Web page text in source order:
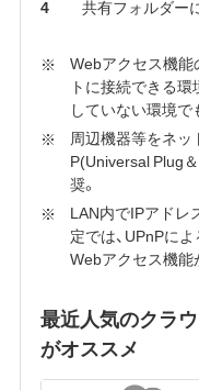
共有フォルダー
Webアクセス機能
トに接続できる
していない環境で
周辺機器等をネッ
P(Universal Plug
奨。
LAN内でIPアドレ
定では、UPnPに
Webアクセス機能
最近人気のクラ
がオススメ